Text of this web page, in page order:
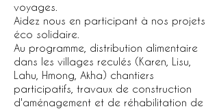
voyages.
Aidez nous en participant à nos projets
éco solidaire.
Au programme, distribution alimentaire
dans les villages reculés (Karen, Lisu,
Lahu, Hmong, Akha) chantiers
participatifs, travaux de construction
d'aménagement et de réhabilitation de